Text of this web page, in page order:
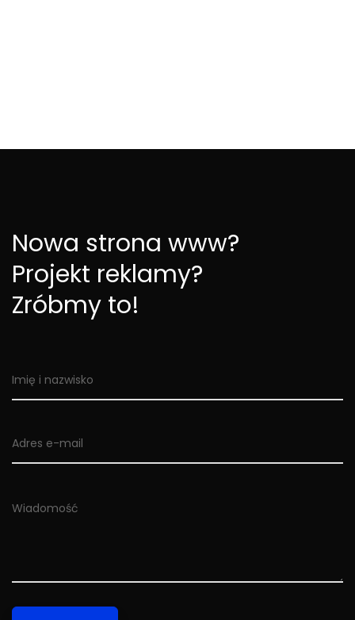
Nowa strona www?
Projekt reklamy?
Zróbmy to!